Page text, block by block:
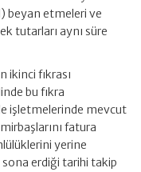
beyan etmeleri ve
tutarları aynı süre
ikinci fıkrası
bu fıkra
işletmelerinde mevcut
fatura
yerine
erdiği tarihi takip